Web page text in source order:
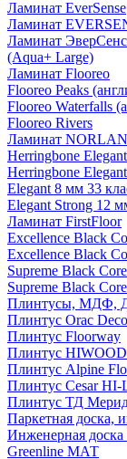
Ламинат EverSense
Ламинат
Ламинат
(Aqua+ Large)
Ламинат Flooreo
Flooreo Peaks
Flooreo Waterfalls
Flooreo Rivers
Ламинат
Herringbone
Herringbone
Elegant 8 мм 33
Elegant Strong 12
Ламинат FirstFloor
Excellence Black
Excellence Black
Supreme Black
Supreme Black
Плинтусы, МДФ,
Плинтус Orac
Плинтус Floorway
Плинтус
Плинтус Alpine
Плинтус Cesar
Плинтус ТД
Паркетная доска,
Инженерная доска
Greenline МАТ